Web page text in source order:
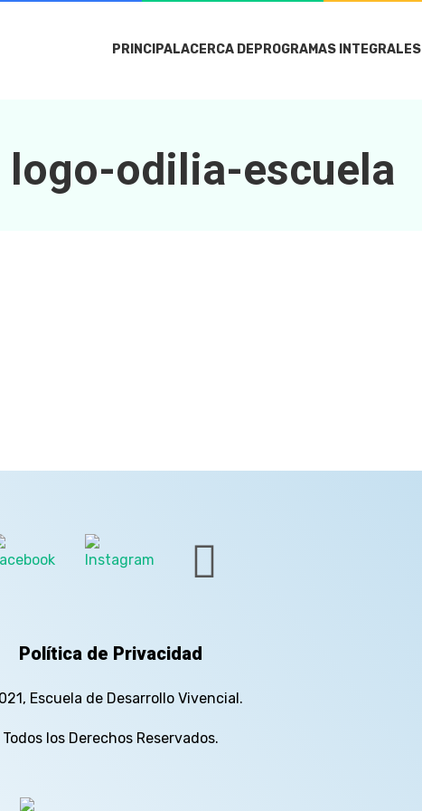
PRINCIPALACERCA DE PROGRAMAS INTEGRALES
logo-odilia-escuela
Política de Privacidad
Escuela de Desarrollo Vivencial.
Todos los Derechos Reservados.